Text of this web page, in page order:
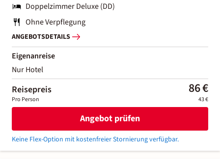
Doppelzimmer Deluxe (DD)
Ohne Verpflegung
ANGEBOTSDETAILS
Eigenanreise
Nur Hotel
Reisepreis 86 €
Pro Person 43 €
Angebot prüfen
Keine Flex-Option mit kostenfreier Stornierung verfügbar.